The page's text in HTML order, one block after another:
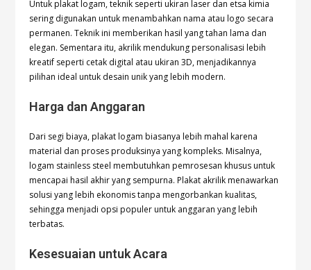
Untuk plakat logam, teknik seperti ukiran laser dan etsa kimia
sering digunakan untuk menambahkan nama atau logo secara
permanen. Teknik ini memberikan hasil yang tahan lama dan
elegan. Sementara itu, akrilik mendukung personalisasi lebih
kreatif seperti cetak digital atau ukiran 3D, menjadikannya
pilihan ideal untuk desain unik yang lebih modern.
Harga dan Anggaran
Dari segi biaya, plakat logam biasanya lebih mahal karena
material dan proses produksinya yang kompleks. Misalnya,
logam stainless steel membutuhkan pemrosesan khusus untuk
mencapai hasil akhir yang sempurna. Plakat akrilik menawarkan
solusi yang lebih ekonomis tanpa mengorbankan kualitas,
sehingga menjadi opsi populer untuk anggaran yang lebih
terbatas.
Kesesuaian untuk Acara